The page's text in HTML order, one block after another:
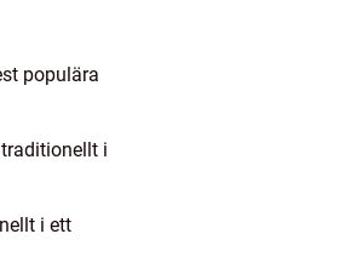
populära
i
i ett